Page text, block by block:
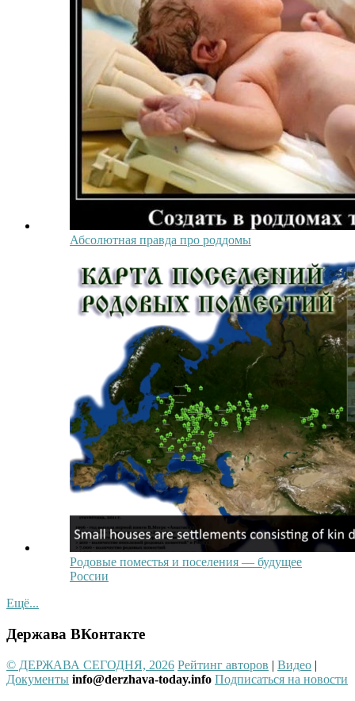
Абсолютная правда про роддомы
Родовые поместья и поселения — будущее
России
Ещё...
Держава ВКонтакте
© ДЕРЖАВА СЕГОДНЯ, 2026 Рейтинг авторов | Видео |
Документы info@derzhava-today.info Подписаться на новости